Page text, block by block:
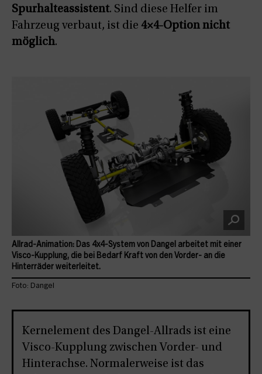
Spurhalteassistent. Sind diese Helfer im
Fahrzeug verbaut, ist die 4×4-Option nicht
möglich.
Allrad-Animation: Das 4x4-System von Dangel arbeitet mit einer
Visco-Kupplung, die bei Bedarf Kraft von den Vorder- an die
Hinterräder weiterleitet.
Foto: Dangel
Kernelement des Dangel-Allrads ist eine
Visco-Kupplung zwischen Vorder- und
Hinterachse. Normalerweise ist das